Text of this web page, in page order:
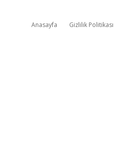
Anasayfa Gizlilik Politikası